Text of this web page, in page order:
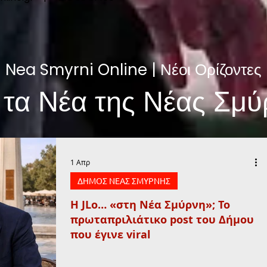
Nea Smyrni Online | Νέοι Ορίζοντες
Νέα της Νέας
Η JLo… «στη Νέα Σμύρνη»; Το
πρωταπριλιάτικο post του Δήμου
που έγινε viral
ΔΗΜΟΣ ΝΕΑΣ ΣΜΥΡΝΗΣ
1 Απρ